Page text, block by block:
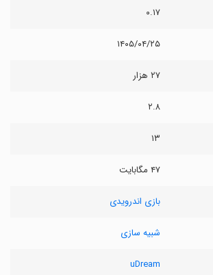
۰.۱۷
۱۴۰۵/۰۴/۲۵
۲۷ هزار
۲.۸
۱۳
۴۷ مگابایت
بازی اندرویدی
شبیه سازی
uDream